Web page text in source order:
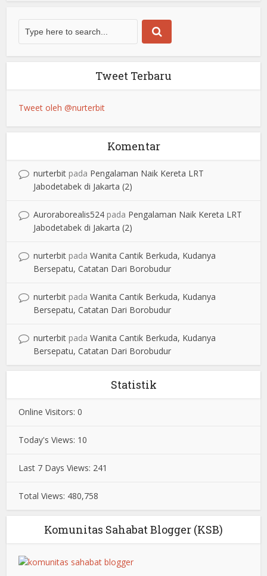
Tweet Terbaru
Tweet oleh @nurterbit
Komentar
nurterbit pada Pengalaman Naik Kereta LRT
Jabodetabek di Jakarta (2)
Auroraborealis524 pada Pengalaman Naik Kereta LRT
Jabodetabek di Jakarta (2)
nurterbit padaWanita Cantik Berkuda, Kudanya
Bersepatu, Catatan Dari Borobudur
nurterbit padaWanita Cantik Berkuda, Kudanya
Bersepatu, Catatan Dari Borobudur
nurterbit padaWanita Cantik Berkuda, Kudanya
Bersepatu, Catatan Dari Borobudur
Statistik
Online Visitors:0
Today's Views: 10
Last 7 Days Views: 241
Total Views: 480,758
Komunitas Sahabat Blogger (KSB)